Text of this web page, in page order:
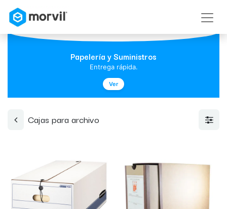
Papelería y Suministros
Entrega rápida.
Ver
Cajas para archivo